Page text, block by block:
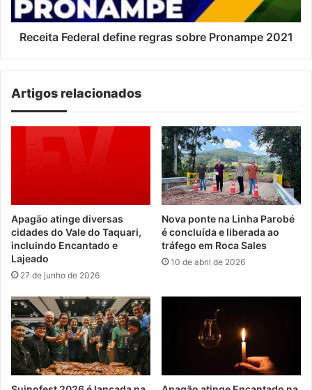
Receita Federal define regras sobre Pronampe 2021
Artigos relacionados
Apagão atinge diversas
cidades do Vale do Taquari,
incluindo Encantado e
Lajeado
27 de junho de 2026
Nova ponte na Linha Parobé
é concluída e liberada ao
tráfego em Roca Sales
10 de abril de 2026